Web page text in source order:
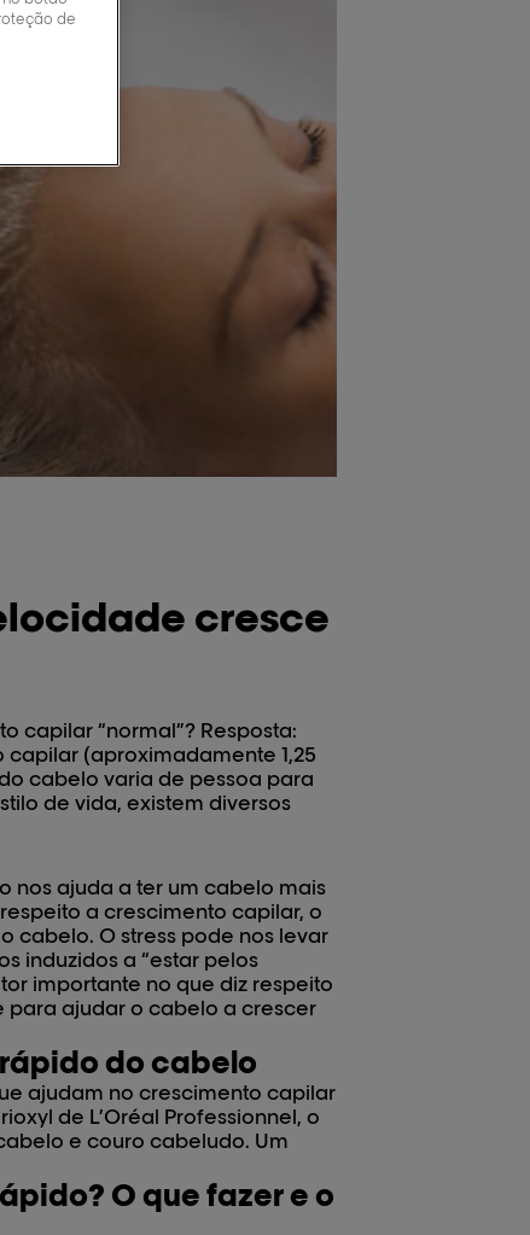
cresce
capilar “normal”? Resposta:
(aproximadamente 1,25
cabelo varia de pessoa para
de vida, existem diversos
nos ajuda a ter um cabelo mais
a crescimento capilar, o
cabelo. O stress pode nos levar
induzidos a “estar pelos
importante no que diz respeito
para ajudar o cabelo a crescer
do cabelo
ajudam no crescimento capilar
de L’Oréal Professionnel, o
e couro cabeludo. Um
O que fazer e o
de